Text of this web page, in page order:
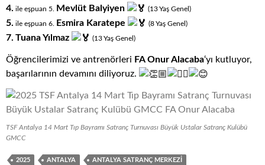
4. ile eşpuan 5. Mevlüt Balyiyen (13Yaş Genel)
5. ile eşpuan 6. Esmira Karatepe (8Yaş Genel)
7. Tuana Yılmaz (13Yaş Genel)
Öğrencilerimizi ve antrenörleri FA Onur Alacaba‘yı kutluyor,
başarılarının devamını diliyoruz.
TSF Antalya 14 Mart Tıp Bayramı Satranç Turnuvası Büyük Ustalar Satranç Kulübü
GMCC
2025 ANTALYA ANTALYA SATRANÇ MERKEZI